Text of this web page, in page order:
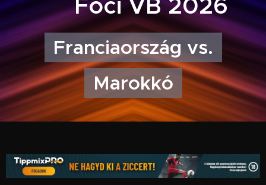
Franciaország vs.
Marokkó